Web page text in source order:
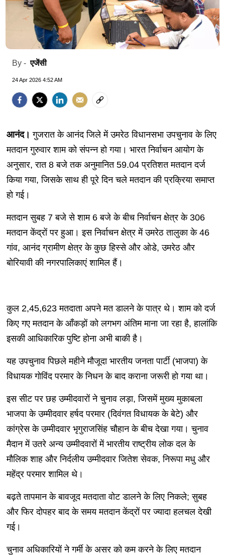
By -एजेंसी
24 Apr 2026 4:52 AM
आनंद। गुजरात के आनंद जिले में उमरेठ विधानसभा उपचुनाव के लिए
मतदान गुरुवार शाम को संपन्न हो गया। भारत निर्वाचन आयोग के
अनुसार, रात 8 बजे तक अनुमानित 59.04 प्रतिशत मतदान दर्ज
किया गया, जिसके साथ ही पूरे दिन चले मतदान की प्रक्रिया समाप्त
हो गई।
मतदान सुबह 7 बजे से शाम 6 बजे के बीच निर्वाचन क्षेत्र के 306
मतदान केंद्रों पर हुआ। इस निर्वाचन क्षेत्र में उमरेठ तालुका के 46
गांव, आनंद ग्रामीण क्षेत्र के कुछ हिस्से और ओडे, उमरेठ और
बोरियावी की नगरपालिकाएं शामिल हैं।
कुल 2,45,623 मतदाता अपने मत डालने के पात्र थे। शाम को दर्ज
किए गए मतदान के आँकड़ों को लगभग अंतिम माना जा रहा है, हालांकि
इसकी आधिकारिक पुष्टि होना अभी बाकी है।
यह उपचुनाव पिछले महीने मौजूदा भारतीय जनता पार्टी (भाजपा) के
विधायक गोविंद परमार के निधन के बाद कराना जरूरी हो गया था।
इस सीट पर छह उम्मीदवारों ने चुनाव लड़ा, जिसमें मुख्य मुकाबला
भाजपा के उम्मीदवार हर्षद परमार (दिवंगत विधायक के बेटे) और
कांग्रेस के उम्मीदवार भृगुराजसिंह चौहान के बीच देखा गया। चुनाव
मैदान में उतरे अन्य उम्मीदवारों में भारतीय राष्ट्रीय लोक दल के
मौलिक शाह और निर्दलीय उम्मीदवार जितेश सेवक, निरूपा मधु और
महेंद्र परमार शामिल थे।
बढ़ते तापमान के बावजूद मतदाता वोट डालने के लिए निकले; सुबह
और फिर दोपहर बाद के समय मतदान केंद्रों पर ज्यादा हलचल देखी
गई।
चुनाव अधिकारियों ने गर्मी के असर को कम करने के लिए मतदान